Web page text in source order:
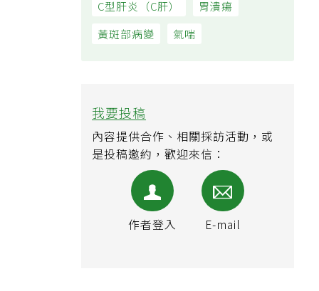
我要投稿
內容提供合作、相關採訪活動，或
是投稿邀約，歡迎來信：